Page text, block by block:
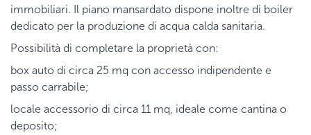
immobiliari. Il piano mansardato dispone inoltre di boiler
dedicato per la produzione di acqua calda sanitaria.
Possibilità di completare la proprietà con:
box auto di circa 25 mq con accesso indipendente e
passo carrabile;
locale accessorio di circa 11 mq, ideale come cantina o
deposito;